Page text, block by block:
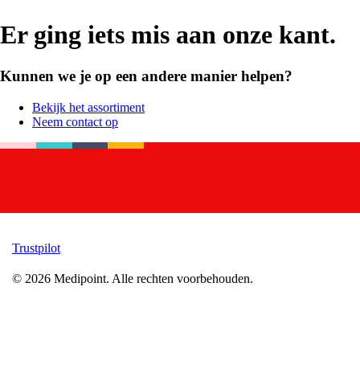
Er ging iets mis aan onze kant.
Kunnen we je op een andere manier helpen?
Bekijk het assortiment
Neem contact op
Trustpilot
© 2026 Medipoint. Alle rechten voorbehouden.